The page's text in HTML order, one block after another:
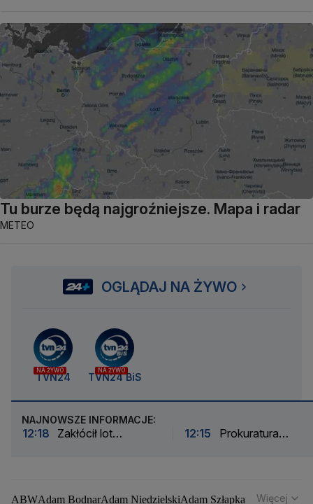
Tu burze będą najgroźniejsze. Mapa i radar
METEO
OGLĄDAJ NA ŻYWO
NA ŻYWO
TVN24
NA ŻYWO
TVN24 BiS
NAJNOWSZE INFORMACJE:
12:18
Zakłócił lot
12:15
Prokuratura
ABWAdam BodnarAdam NiedzielskiAdam Szłapka
Więcej